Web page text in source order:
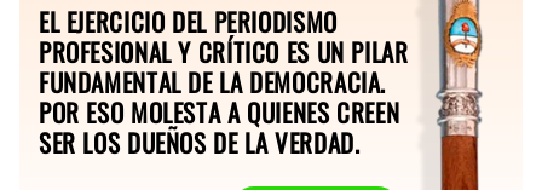
EL EJERCICIO DEL PERIODISMO
PROFESIONAL Y CRÍTICO ES UN PILAR
FUNDAMENTAL DE LA DEMOCRACIA.
POR ESO MOLESTA A QUIENES CREEN
SER LOS DUEÑOS DE LA VERDAD.